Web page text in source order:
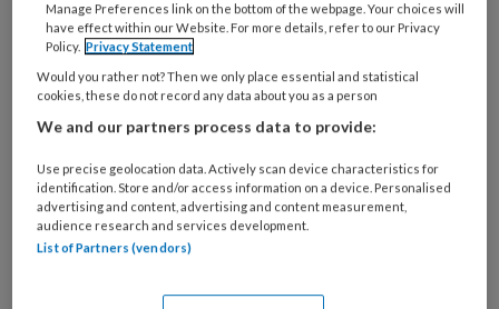
Veerkracht nader beschouwd
De zweem van louter optimisme die vaak om het
begrip 'veerkracht' heen hangt is niet terecht,
vinden Mariël van Pelt en Maja Rocˇak. Mits
benaderd vanuit een collectief en kritisch
perspectief kan veerkracht niettemin veel
betekenen voor het sociaal werk.
Manage Preferences link on the bottom of the webpage. Your choices will
have effect within our Website. For more details, refer to our Privacy
Policy. Privacy Statement
Would you rather not? Then we only place essential and statistical
cookies, these do not record any data about you as a person
We and our partners process data to provide:
Use precise geolocation data. Actively scan device characteristics for
identification. Store and/or access information on a device. Personalised
advertising and content, advertising and content measurement,
audience research and services development.
List of Partners (vendors)